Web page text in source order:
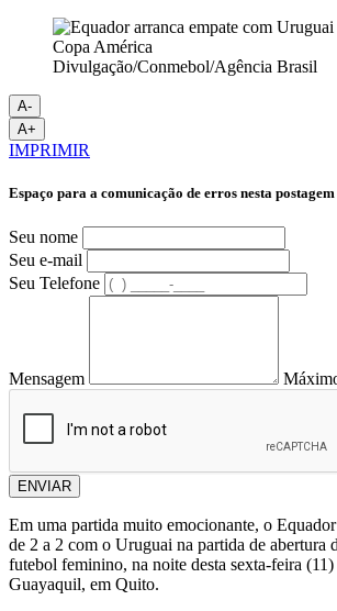
Divulgação/Conmebol/Agência Brasil
A-
A+
IMPRIMIR
Espaço para a comunicação de erros nesta postagem
Seu nome
Seu e-mail
Seu Telefone
Mensagem
ENVIAR
Em uma partida muito emocionante, o
de 2 a 2 com o Uruguai na partida de abertura
futebol feminino, na noite desta sexta-feira
Guayaquil, em Quito.